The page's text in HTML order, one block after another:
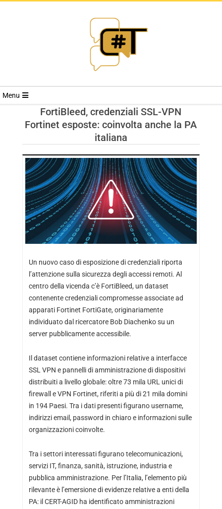
RIVISTA
TRENDS
Menu
FortiBleed, credenziali SSL-VPN
Fortinet esposte: coinvolta anche la PA
italiana
Un nuovo caso di esposizione di credenziali riporta
l’attenzione sulla sicurezza degli accessi remoti. Al
centro della vicenda c’è FortiBleed, un dataset
contenente credenziali compromesse associate ad
apparati Fortinet FortiGate, originariamente
individuato dal ricercatore Bob Diachenko su un
server pubblicamente accessibile.
Il dataset contiene informazioni relative a interfacce
SSL VPN e pannelli di amministrazione di dispositivi
distribuiti a livello globale: oltre 73 mila URL unici di
firewall e VPN Fortinet, riferiti a più di 21 mila domini
in 194 Paesi. Tra i dati presenti figurano username,
indirizzi email, password in chiaro e informazioni sulle
organizzazioni coinvolte.
Tra i settori interessati figurano telecomunicazioni,
servizi IT, finanza, sanità, istruzione, industria e
pubblica amministrazione. Per l’Italia, l’elemento più
rilevante è l’emersione di evidenze relative a enti della
PA: il CERT-AGID ha identificato amministrazioni